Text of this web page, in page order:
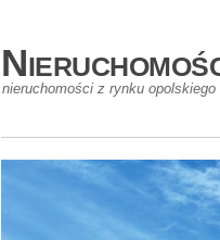
nieruchomości z rynku opolskiego